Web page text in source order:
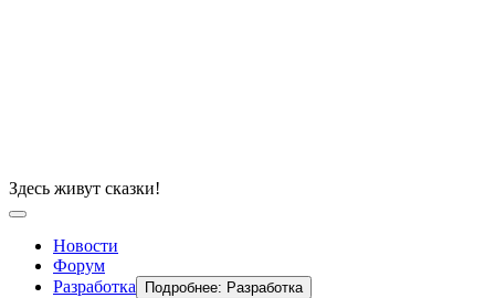
Здесь живут сказки!
Новости
Форум
Разработка
Подробнее: Разработка